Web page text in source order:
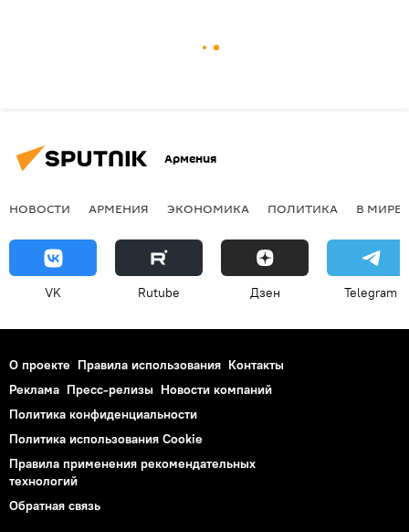
Армения
НОВОСТИ АРМЕНИЯ ЭКОНОМИКА ПОЛИТИКА В МИРЕ
VK Rutube Дзен Telegram
О проекте Правила использования Контакты
Реклама Пресс-релизы Новости компаний
Политика конфиденциальности
Политика использования Cookie
Правила применения рекомендательных
технологий
Обратная связь